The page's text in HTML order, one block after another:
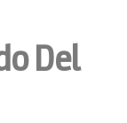
Del